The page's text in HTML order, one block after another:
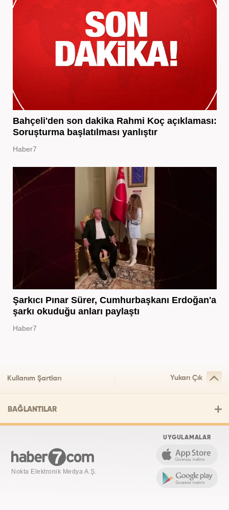
Bahçeli'den son dakika Rahmi Koç açıklaması:
Soruşturma başlatılması yanlıştır
Haber7
Şarkıcı Pınar Sürer, Cumhurbaşkanı Erdoğan'a
şarkı okuduğu anları paylaştı
Haber7
Kullanım Şartları Yukarı Çık
BAĞLANTILAR
Nokta Elektronik Medya A.Ş.
UYGULAMALAR